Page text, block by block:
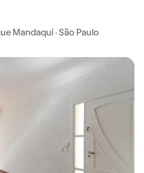
Mandaqui · São Paulo